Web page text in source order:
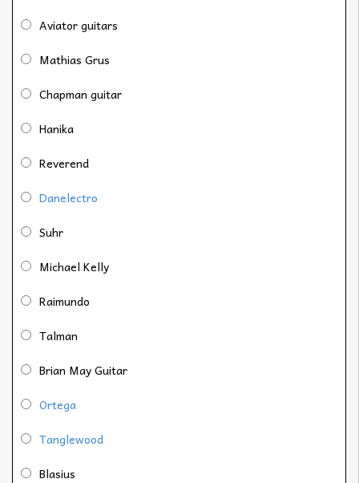
Aviator guitars
Mathias Grus
Chapman guitar
Hanika
Reverend
Danelectro
Suhr
Michael Kelly
Raimundo
Talman
Brian May Guitar
Ortega
Tanglewood
Blasius